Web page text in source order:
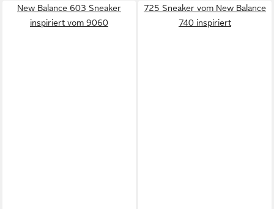
New Balance 603 Sneaker
inspiriert vom 9060
725 Sneaker vom New Balance
740 inspiriert